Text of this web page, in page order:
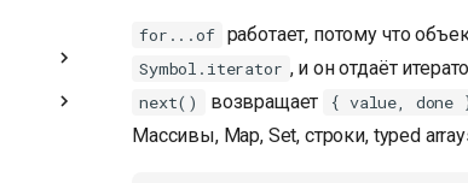
for...of работает, потому что
Symbol.iterator , и он отдаёт
next() возвращает { value, done
Массивы, Map, Set, строки, typed